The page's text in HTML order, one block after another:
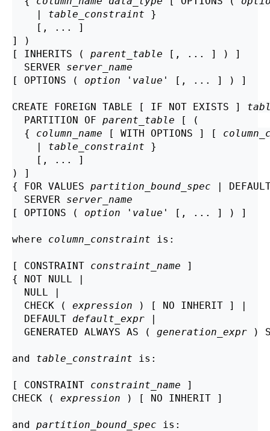
    |
table_constraint }
    [, ... ]
] )
[ INHERITS ( parent_table [, ... ] ) ]
  SERVER
server_name
[ OPTIONS ( option ' value ' [, ... ] ) ]
CREATE FOREIGN TABLE [ IF NOT EXISTS ]
  PARTITION OF
parent_table [ (
  {
column_name [ WITH OPTIONS ] [
    |
table_constraint }
    [, ... ]
) ]
{ FOR VALUES partition_bound_spec |
  SERVER
server_name
[ OPTIONS ( option ' value ' [, ... ] ) ]
where column_constraint is:
[ CONSTRAINT constraint_name ]
{ NOT NULL |
  NULL |
  CHECK (
expression ) [ NO INHERIT ] |
  DEFAULT
default_expr |
  GENERATED ALWAYS AS (
generation_expr )
and table_constraint is:
[ CONSTRAINT constraint_name ]
CHECK ( expression ) [ NO INHERIT ]
and partition_bound_spec is: